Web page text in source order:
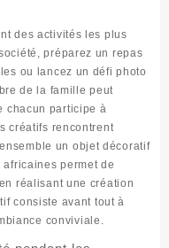
des activités les plus
préparez un repas
ou lancez un défi photo
de la famille peut
chacun participe à
créatifs rencontrent
un objet décoratif
permet de
réalisant une création
consiste avant tout à
conviviale.